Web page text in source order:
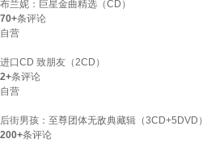
布兰妮：巨星金曲精选（CD）
70+条评论
自营
进口CD 致朋友（2CD）
2+条评论
自营
后街男孩：至尊团体无敌典藏辑（3CD+5DVD）
200+条评论